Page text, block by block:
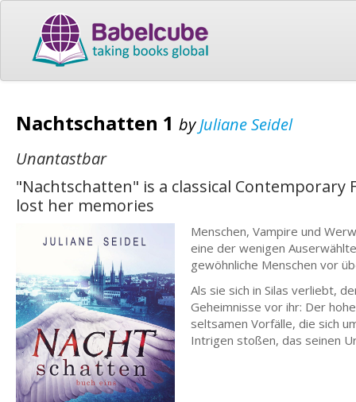
Nachtschatten 1 byJuliane Seidel
Unantastbar
"Nachtschatten" is a classical
lost her memories
Menschen, Vampire und
eine der wenigen
gewöhnliche Menschen vor
Als sie sich in Silas verliebt,
Geheimnisse vor ihr: Der
seltsamen Vorfälle, die sich
Intrigen stoßen, das seinen